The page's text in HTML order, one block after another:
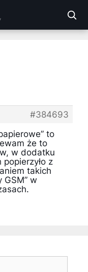
#384693
to
że to
w dodatku
popierzyło z
takich
GSM” w